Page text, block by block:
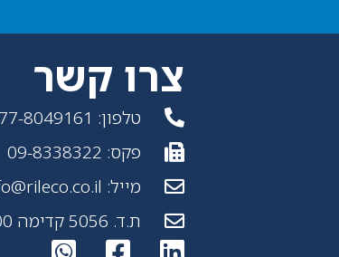
צרו קשר
טלפון: 077-8049161
פקס: 09-8338322
מייל: info@rileco.co.il
ת.ד. 5056 קדימה 6092000